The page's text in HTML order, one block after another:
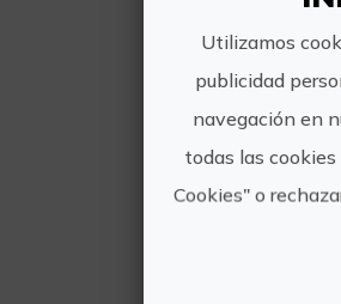
Utilizamos
publicidad
navegación en
todas las
Cookies" o